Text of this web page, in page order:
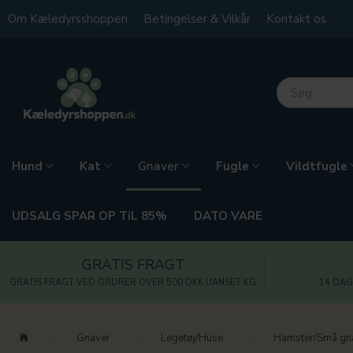
Om Kæledyrsshoppen Betingelser & Vilkår Kontakt os
Hund Kat Gnaver Fugle Vildtfugle
UDSALG SPAR OP TiL 85% DATO VARE
GRATIS FRAGT
GRATIS FRAGT VED ORDRER OVER 500 DKK UANSET KG 14
Gnaver Legetøj/Huse Hamster/Små